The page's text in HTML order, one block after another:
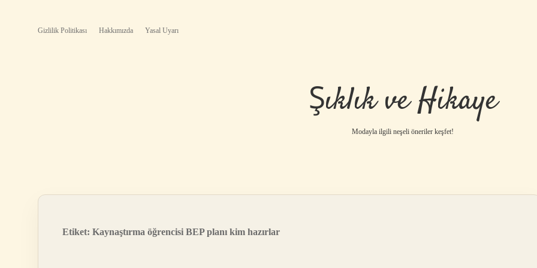
Gizlilik Politikası Hakkımızda Yasal Uyarı
Şıklık ve Hikaye
Modayla ilgili neşeli öneriler keşfet!
Etiket: Kaynaştırma öğrencisi BEP planı kim hazırlar